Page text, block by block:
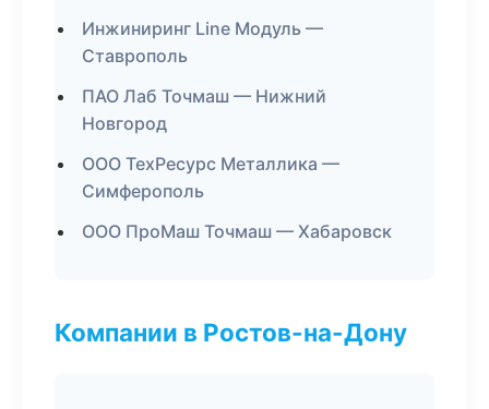
Инжиниринг Line Модуль —
Ставрополь
ПАО Лаб Точмаш — Нижний
Новгород
ООО ТехРесурс Металлика —
Симферополь
ООО ПроМаш Точмаш — Хабаровск
Компании в Ростов-на-Дону